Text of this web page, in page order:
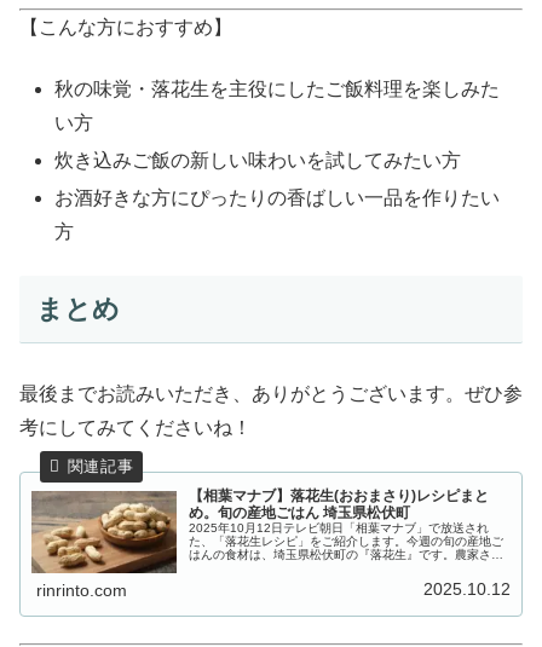
【こんな方におすすめ】
秋の味覚・落花生を主役にしたご飯料理を楽しみた
い方
炊き込みご飯の新しい味わいを試してみたい方
お酒好きな方にぴったりの香ばしい一品を作りたい
方
まとめ
最後までお読みいただき、ありがとうございます。ぜひ参
考にしてみてくださいね！
【相葉マナブ】落花生(おおまさり)レシピまと
め。旬の産地ごはん 埼玉県松伏町
2025年10月12日テレビ朝日「相葉マナブ」で放送され
た、「落花生レシピ」をご紹介します。今週の旬の産地ご
はんの食材は、埼玉県松伏町の『落花生』です。農家さん
rinrinto.com 2025.10.12